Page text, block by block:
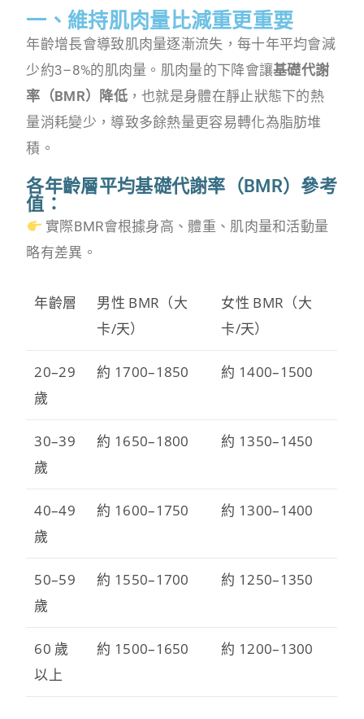
一、維持肌肉量比減重更重要
年齡增長會導致肌肉量逐漸流失，每十年平均會減
少約3–8%的肌肉量。肌肉量的下降會讓基礎代謝
率（BMR）降低，也就是身體在靜止狀態下的熱
量消耗變少，導致多餘熱量更容易轉化為脂肪堆
積。
各年齡層平均基礎代謝率（BMR）參考
值：
實際BMR會根據身高、體重、肌肉量和活動量
略有差異。
年齡層
男性 BMR（大
卡/天）
女性 BMR（大
卡/天）
20–29
歲
約 1700–1850 約 1400–1500
30–39
歲
約 1650–1800 約 1350–1450
40–49
歲
約 1600–1750 約 1300–1400
50–59
歲
約 1550–1700 約 1250–1350
60 歲
以上
約 1500–1650 約 1200–1300